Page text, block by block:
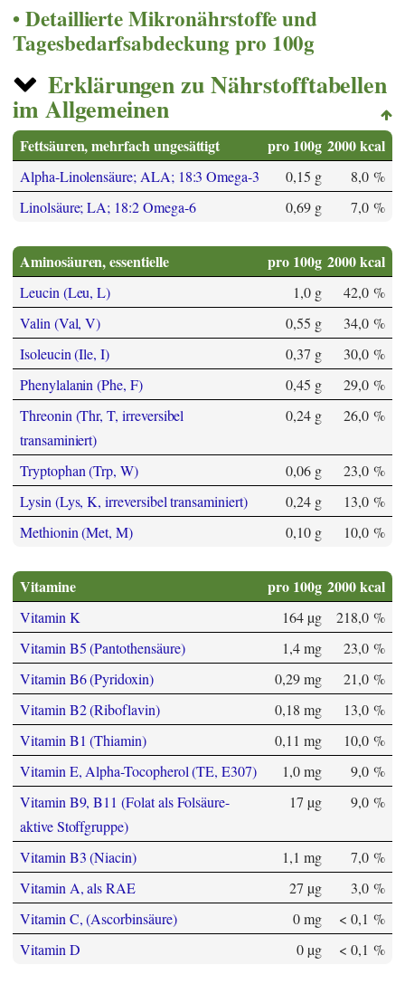
Detaillierte Mikronährstoffe und
Tagesbedarfsabdeckung pro 100g
Erklärungen zu Nährstofftabellen
im Allgemeinen
Fettsäuren, mehrfach ungesättigt pro 100g 2000 kcal
Alpha-Linolensäure; ALA; 18:3 Omega-3 0,15 g
8,0 %
Linolsäure; LA; 18:2 Omega-6
0,69 g 7,0 %
Aminosäuren, essentielle pro 100g 2000 kcal
Leucin (Leu, L) 1,0 g
42,0 %
Valin (Val, V)
0,55 g
34,0 %
Isoleucin (Ile, I)
0,37 g
30,0 %
Phenylalanin (Phe, F)
0,45 g
29,0 %
Threonin (Thr, T, irreversibel
transaminiert)
0,24 g 26,0 %
Tryptophan (Trp, W) 0,06 g
23,0 %
Lysin (Lys, K, irreversibel transaminiert)
0,24 g
13,0 %
Methionin (Met, M)
0,10 g 10,0 %
Vitamine pro 100g 2000 kcal
Vitamin K 164 µg
218,0 %
Vitamin B5 (Pantothensäure)
1,4 mg
23,0 %
Vitamin B6 (Pyridoxin)
0,29 mg
21,0 %
Vitamin B2 (Riboflavin)
0,18 mg
13,0 %
Vitamin B1 (Thiamin)
0,11 mg
10,0 %
Vitamin E, Alpha-Tocopherol (TE, E307)
1,0 mg
9,0 %
Vitamin B9, B11 (Folat als Folsäure-
aktive Stoffgruppe)
17 µg 9,0 %
Vitamin B3 (Niacin) 1,1 mg
7,0 %
Vitamin A, als RAE
27 µg
3,0 %
Vitamin C, (Ascorbinsäure)
0 mg
< 0,1 %
Vitamin D
0 µg < 0,1 %